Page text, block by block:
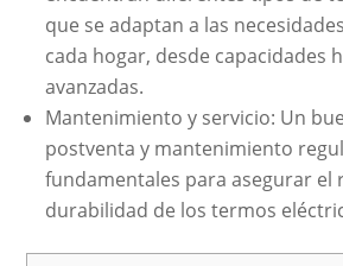
que se adaptan a las
cada hogar, desde capacidades
avanzadas.
Mantenimiento y servicio: Un
postventa y mantenimiento
fundamentales para asegurar el
durabilidad de los termos